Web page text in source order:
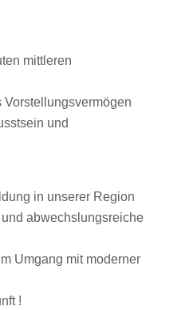
mittleren
und
in unserer Region
abwechslungsreiche
Umgang mit moderner
!